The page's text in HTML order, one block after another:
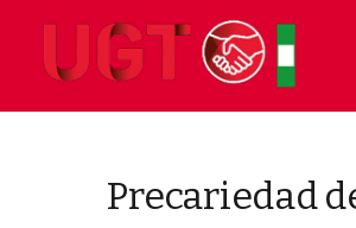
Precariedad